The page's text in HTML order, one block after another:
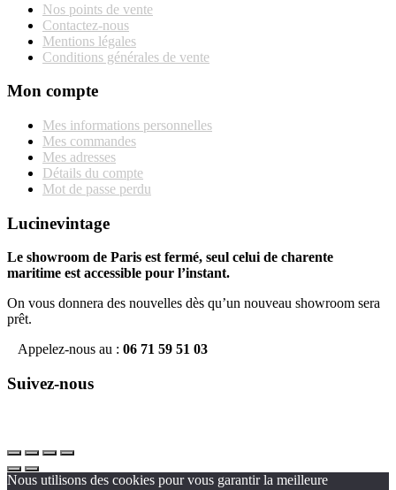
Nos points de vente
Contactez-nous
Mentions légales
Conditions générales de vente
Mon compte
Mes informations personnelles
Mes commandes
Mes adresses
Détails du compte
Mot de passe perdu
Lucinevintage
Le showroom de Paris est fermé, seul celui de charente
maritime est accessible pour l’instant.
On vous donnera des nouvelles dès qu’un nouveau showroom sera
prêt.
Appelez-nous au : 06 71 59 51 03
Suivez-nous
Nous utilisons des cookies pour vous garantir la meilleure